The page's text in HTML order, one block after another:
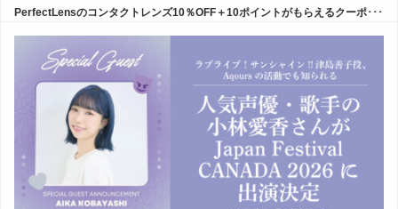
PerfectLensのコンタクトレンズ10％OFF＋10ポイントがもらえるクーポ･･･